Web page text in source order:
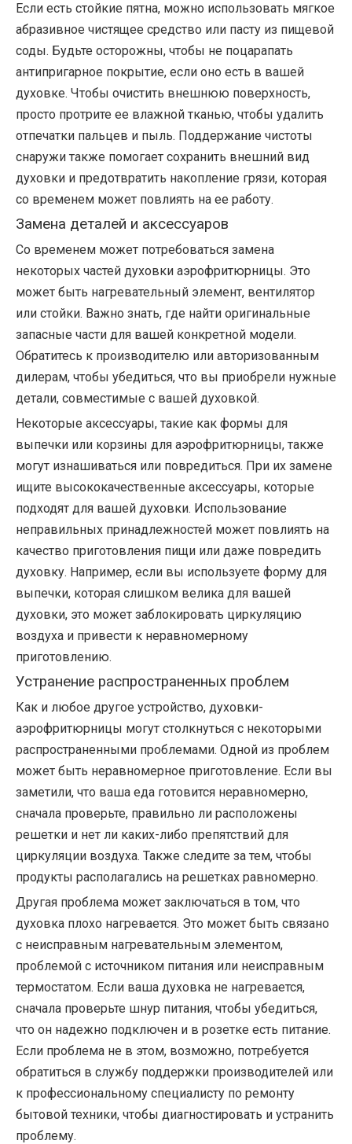
Если есть стойкие пятна, можно использовать мягкое
абразивное чистящее средство или пасту из пищевой
соды. Будьте осторожны, чтобы не поцарапать
антипригарное покрытие, если оно есть в вашей
духовке. Чтобы очистить внешнюю поверхность,
просто протрите ее влажной тканью, чтобы удалить
отпечатки пальцев и пыль. Поддержание чистоты
снаружи также помогает сохранить внешний вид
духовки и предотвратить накопление грязи, которая
со временем может повлиять на ее работу.
Замена деталей и аксессуаров
Со временем может потребоваться замена
некоторых частей духовки аэрофритюрницы. Это
может быть нагревательный элемент, вентилятор
или стойки. Важно знать, где найти оригинальные
запасные части для вашей конкретной модели.
Обратитесь к производителю или авторизованным
дилерам, чтобы убедиться, что вы приобрели нужные
детали, совместимые с вашей духовкой.
Некоторые аксессуары, такие как формы для
выпечки или корзины для аэрофритюрницы, также
могут изнашиваться или повредиться. При их замене
ищите высококачественные аксессуары, которые
подходят для вашей духовки. Использование
неправильных принадлежностей может повлиять на
качество приготовления пищи или даже повредить
духовку. Например, если вы используете форму для
выпечки, которая слишком велика для вашей
духовки, это может заблокировать циркуляцию
воздуха и привести к неравномерному
приготовлению.
Устранение распространенных проблем
Как и любое другое устройство, духовки-
аэрофритюрницы могут столкнуться с некоторыми
распространенными проблемами. Одной из проблем
может быть неравномерное приготовление. Если вы
заметили, что ваша еда готовится неравномерно,
сначала проверьте, правильно ли расположены
решетки и нет ли каких-либо препятствий для
циркуляции воздуха. Также следите за тем, чтобы
продукты располагались на решетках равномерно.
Другая проблема может заключаться в том, что
духовка плохо нагревается. Это может быть связано
с неисправным нагревательным элементом,
проблемой с источником питания или неисправным
термостатом. Если ваша духовка не нагревается,
сначала проверьте шнур питания, чтобы убедиться,
что он надежно подключен и в розетке есть питание.
Если проблема не в этом, возможно, потребуется
обратиться в службу поддержки производителей или
к профессиональному специалисту по ремонту
бытовой техники, чтобы диагностировать и устранить
проблему.